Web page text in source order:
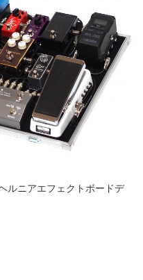
ルニアエフェクトボードデ